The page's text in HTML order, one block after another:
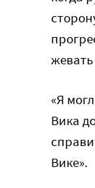
«Я
Вика
Вике».